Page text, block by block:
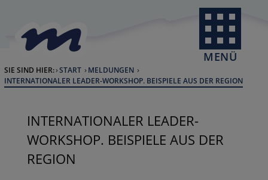
back to home
MENÜ
SIE SIND HIER: START
MELDUNGEN
CURRENT:
INTERNATIONALER LEADER-WORKSHOP. BEISPIELE AUS DER REGION
INTERNATIONALER LEADER-
WORKSHOP. BEISPIELE AUS DER
REGION